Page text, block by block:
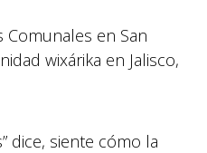
Comunales en San
wixárika en Jalisco,
dice, siente cómo la